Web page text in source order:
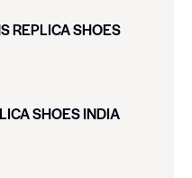
REPLICA SHOES
SHOES INDIA